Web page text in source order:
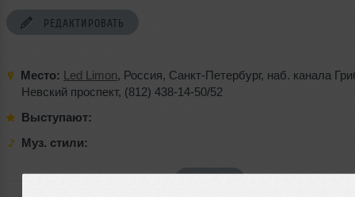
РЕДАКТИРОВАТЬ
Место: Led Limon, Россия, Санкт-Петербург, наб. канала
Невский проспект, (812) 438-14-50/52
Выступают:
Муз. стили: